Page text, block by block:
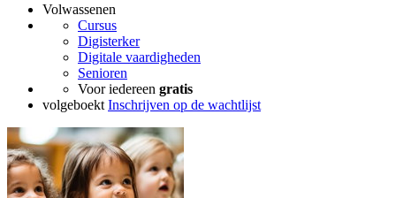
Volwassenen
Cursus
Digisterker
Digitale vaardigheden
Senioren
Voor iedereen gratis
volgeboekt Inschrijven op de wachtlijst